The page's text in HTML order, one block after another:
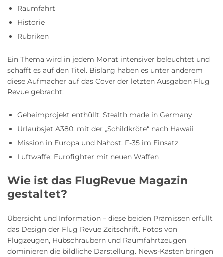
Raumfahrt
Historie
Rubriken
Ein Thema wird in jedem Monat intensiver beleuchtet und
schafft es auf den Titel. Bislang haben es unter anderem
diese Aufmacher auf das Cover der letzten Ausgaben Flug
Revue gebracht:
Geheimprojekt enthüllt: Stealth made in Germany
Urlaubsjet A380: mit der „Schildkröte“ nach Hawaii
Mission in Europa und Nahost: F-35 im Einsatz
Luftwaffe: Eurofighter mit neuen Waffen
Wie ist das FlugRevue Magazin
gestaltet?
Übersicht und Information – diese beiden Prämissen erfüllt
das Design der Flug Revue Zeitschrift. Fotos von
Flugzeugen, Hubschraubern und Raumfahrtzeugen
dominieren die bildliche Darstellung. News-Kästen bringen